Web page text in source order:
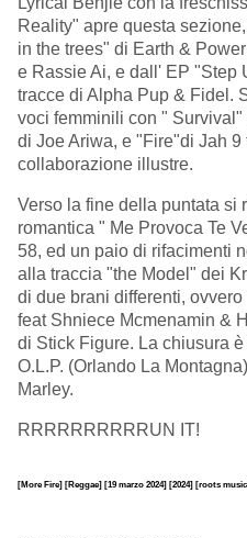
Reality" apre questa
in the trees" di Earth &
e Rassie Ai, e dall' EP "Step
tracce di Alpha Pup & Fidel.
voci femminili con "
di Joe Ariwa, e "Fire"di Jah 9
collaborazione illustre.
Verso la fine della puntata si
romantica " Me Provoca Te
58, ed un paio di rifacimenti
alla traccia "the Model" dei
di due brani differenti,
feat Shniece Mcmenamin &
di Stick Figure. La chiusura
O.L.P. (Orlando La
Marley.
RRRRRRRRRRUN IT!
[More Fire] [Reggae] [19 marzo 2024] [2024] [roots